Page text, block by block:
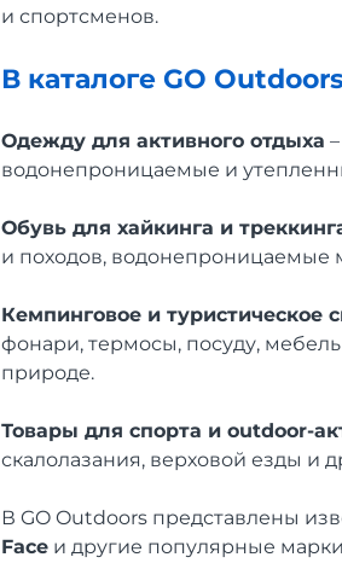
и спортсменов.
В каталоге GO
Одежду для активного отдыха
водонепроницаемые и
Обувь для хайкинга и
и походов, водонепроницаемые
Кемпинговое и туристическое
фонари, термосы, посуду,
природе.
Товары для спорта и outdoor-
скалолазания, верховой езды и
В GO Outdoors представлены
Face и другие популярные